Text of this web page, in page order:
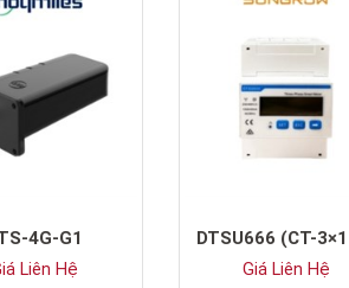
4G-G1
Liên Hệ Giá Liên Hệ